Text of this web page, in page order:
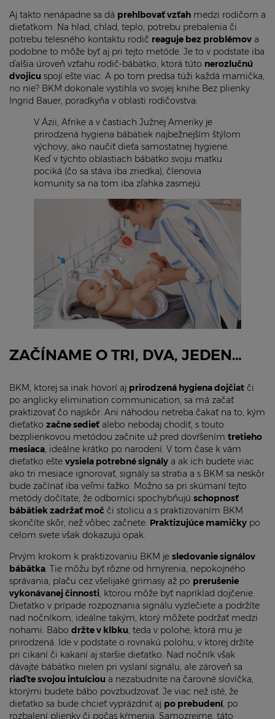
Aj takto nenápadne sa dá prehlbovať vzťah medzi rodičom a
dieťatkom. Na hlad, chlad, teplo, potrebu prebalenia či
potrebu telesného kontaktu rodič reaguje bez problémov a
podobne to môže byť aj pri tejto metóde. Je to v podstate iba
ďalšia úroveň vzťahu rodič-bábätko, ktorá túto nerozlučnú
dvojicu spojí ešte viac. A po tom predsa túži každá mamička,
no nie? BKM dokonale vystihla vo svojej knihe Bez plienky
Ingrid Bauer, poradkyňa v oblasti rodičovstva:
V Ázii, Afrike a v častiach Južnej Ameriky je
prirodzená hygiena bábätiek najbežnejším štýlom
výchovy, ako naučiť dieťa samostatnej hygiene.
Keď v týchto oblastiach bábätko svoju matku
pociká (čo sa stáva iba zriedka), členovia
komunity sa na tom iba zľahka zasmejú.
ZAČÍNAME O TRI, DVA, JEDEN…
BKM, ktorej sa inak hovorí aj prirodzená hygiena dojčiat či
po anglicky elimination communication, sa má začať
praktizovať čo najskôr. Ani náhodou netreba čakať na to, kým
dieťatko začne sedieť alebo nebodaj chodiť, s touto
bezplienkovou metódou začnite už pred dovŕšením tretieho
mesiaca, ideálne krátko po narodení. V tom čase k vám
dieťatko ešte vysiela potrebné signály a ak ich budete viac
ako tri mesiace ignorovať, signály sa stratia a s BKM sa neskôr
bude začínať iba veľmi ťažko. Možno sa pri skúmaní tejto
metódy dočítate, že odborníci spochybňujú schopnosť
bábätiek zadržať moč či stolicu a s praktizovaním BKM
skončíte skôr, než vôbec začnete. Praktizujúce mamičky po
celom svete však dokazujú opak.
Prvým krokom k praktizovaniu BKM je sledovanie signálov
bábätka. Tie môžu byť rôzne od hmýrenia, nepokojného
správania, plaču cez všelijaké grimasy až po prerušenie
vykonávanej činnosti, ktorou môže byť napríklad dojčenie.
Dieťatko v prípade rozpoznania signálu vyzlečiete a podržíte
nad nočníkom, ideálne takým, ktorý môžete podržať medzi
nohami. Bábo držte v klbku, teda v polohe, ktorá mu je
prirodzená. Ide v podstate o rovnakú polohu, v ktorej držíte
pri cikaní či kakaní aj staršie dieťatko. Nad nočník však
dávajte bábätko nielen pri vyslaní signálu, ale zároveň sa
riaďte svojou intuíciou a nezabudnite na čarovné slovíčka,
ktorými budete bábo povzbudzovať. Je viac než isté, že
dieťatko sa bude chcieť vyprázdniť aj po prebudení, po
rozbalení plienky či počas kŕmenia. Samozrejme, táto